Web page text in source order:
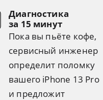
Диагностика
за 15 минут
Пока вы пьёте кофе,
сервисный инженер
определит поломку
вашего iPhone 13 Pro
и предложит